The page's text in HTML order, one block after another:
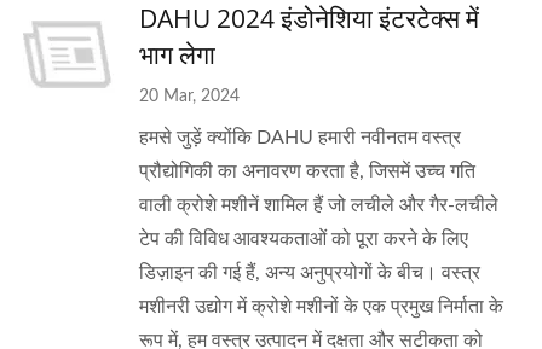
DAHU 2024 इंडोनेशिया इंटरटेक्स में
भाग लेगा
20 Mar, 2024
हमसे जुड़ें क्योंकि DAHU हमारी नवीनतम वस्त्र
प्रौद्योगिकी का अनावरण करता है, जिसमें उच्च गति
वाली क्रोशे मशीनें शामिल हैं जो लचीले और गैर-लचीले
टेप की विविध आवश्यकताओं को पूरा करने के लिए
डिज़ाइन की गई हैं, अन्य अनुप्रयोगों के बीच। वस्त्र
मशीनरी उद्योग में क्रोशे मशीनों के एक प्रमुख निर्माता के
रूप में, हम वस्त्र उत्पादन में दक्षता और सटीकता को